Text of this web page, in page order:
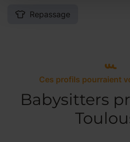
Repassage
Ces profils pourraient
Babysitters